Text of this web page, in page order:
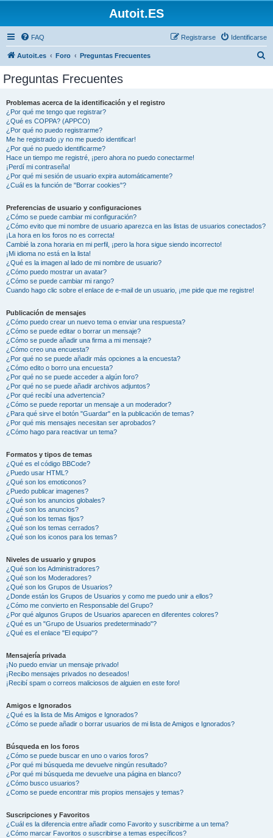
Autoit.ES
FAQ Identificarse
Registrarse
Autoit.es Foro Preguntas Frecuentes
Preguntas Frecuentes
Problemas acerca de la identificación y el registro
¿Por qué me tengo que registrar?
¿Qué es COPPA? (APPCO)
¿Por qué no puedo registrarme?
Me he registrado ¡y no me puedo identificar!
¿Por qué no puedo identificarme?
Hace un tiempo me registré, ¡pero ahora no puedo conectarme!
¡Perdí mi contraseña!
¿Por qué mi sesión de usuario expira automáticamente?
¿Cuál es la función de "Borrar cookies"?
Preferencias de usuario y configuraciones
¿Cómo se puede cambiar mi configuración?
¿Cómo evito que mi nombre de usuario aparezca en las listas de usuarios conectados?
¡La hora en los foros no es correcta!
Cambié la zona horaria en mi perfil, ¡pero la hora sigue siendo incorrecto!
¡Mi idioma no está en la lista!
¿Qué es la imagen al lado de mi nombre de usuario?
¿Cómo puedo mostrar un avatar?
¿Cómo se puede cambiar mi rango?
Cuando hago clic sobre el enlace de e-mail de un usuario, ¡me pide que me registre!
Publicación de mensajes
¿Cómo puedo crear un nuevo tema o enviar una respuesta?
¿Cómo se puede editar o borrar un mensaje?
¿Cómo se puede añadir una firma a mi mensaje?
¿Cómo creo una encuesta?
¿Por qué no se puede añadir más opciones a la encuesta?
¿Cómo edito o borro una encuesta?
¿Por qué no se puede acceder a algún foro?
¿Por qué no se puede añadir archivos adjuntos?
¿Por qué recibí una advertencia?
¿Cómo se puede reportar un mensaje a un moderador?
¿Para qué sirve el botón "Guardar" en la publicación de temas?
¿Por qué mis mensajes necesitan ser aprobados?
¿Cómo hago para reactivar un tema?
Formatos y tipos de temas
¿Qué es el código BBCode?
¿Puedo usar HTML?
¿Qué son los emoticonos?
¿Puedo publicar imagenes?
¿Qué son los anuncios globales?
¿Qué son los anuncios?
¿Qué son los temas fijos?
¿Qué son los temas cerrados?
¿Qué son los iconos para los temas?
Niveles de usuario y grupos
¿Qué son los Administradores?
¿Qué son los Moderadores?
¿Qué son los Grupos de Usuarios?
¿Donde están los Grupos de Usuarios y como me puedo unir a ellos?
¿Cómo me convierto en Responsable del Grupo?
¿Por qué algunos Grupos de Usuarios aparecen en diferentes colores?
¿Qué es un "Grupo de Usuarios predeterminado"?
¿Qué es el enlace "El equipo"?
Mensajería privada
¡No puedo enviar un mensaje privado!
¡Recibo mensajes privados no deseados!
¡Recibí spam o correos maliciosos de alguien en este foro!
Amigos e Ignorados
¿Qué es la lista de Mis Amigos e Ignorados?
¿Cómo se puede añadir o borrar usuarios de mi lista de Amigos e Ignorados?
Búsqueda en los foros
¿Cómo se puede buscar en uno o varios foros?
¿Por qué mi búsqueda me devuelve ningún resultado?
¿Por qué mi búsqueda me devuelve una página en blanco?
¿Cómo busco usuarios?
¿Como se puede encontrar mis propios mensajes y temas?
Suscripciones y Favoritos
¿Cuál es la diferencia entre añadir como Favorito y suscribirme a un tema?
¿Cómo marcar Favoritos o suscribirse a temas específicos?